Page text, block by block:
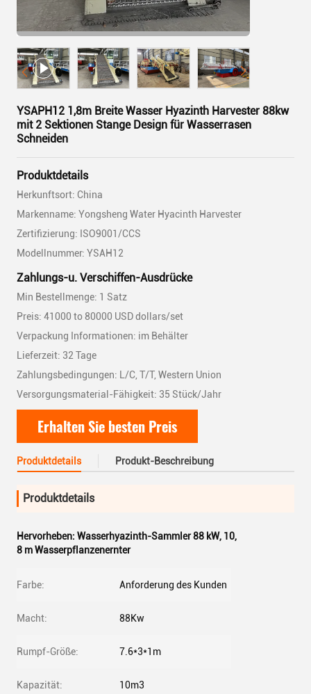
YSAPH12 1,8m Breite Wasser Hyazinth Harvester 88kw
mit 2 Sektionen Stange Design für Wasserrasen
Schneiden
Produktdetails
Herkunftsort: China
Markenname: Yongsheng Water Hyacinth Harvester
Zertifizierung: ISO9001/CCS
Modellnummer: YSAH12
Zahlungs-u. Verschiffen-Ausdrücke
Min Bestellmenge: 1 Satz
Preis: 41000 to 80000 USD dollars/set
Verpackung Informationen: im Behälter
Lieferzeit: 32 Tage
Zahlungsbedingungen: L/C, T/T, Western Union
Versorgungsmaterial-Fähigkeit: 35 Stück/Jahr
Erhalten Sie besten Preis
Produktdetails Produkt-Beschreibung
Produktdetails
Hervorheben: Wasserhyazinth-Sammler 88 kW, 10,
8 m Wasserpflanzenernter
Farbe: Anforderung des Kunden
Macht: 88Kw
Rumpf-Größe: 7.6*3*1m
Kapazität: 10m3